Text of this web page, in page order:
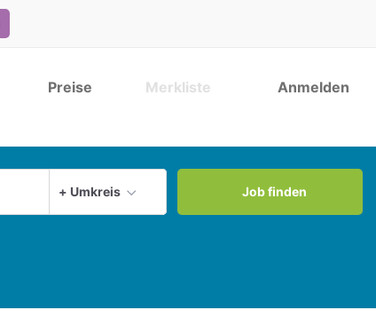
Anmelden
Preise Merkliste
+ Umkreis
Aktuellen Ort verwenden
Job finden